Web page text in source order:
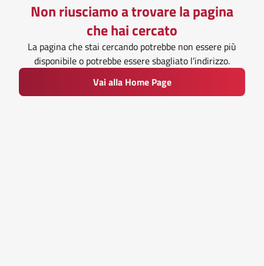
Non riusciamo a trovare la pagina
che hai cercato
La pagina che stai cercando potrebbe non essere più
disponibile o potrebbe essere sbagliato l’indirizzo.
Vai alla Home Page